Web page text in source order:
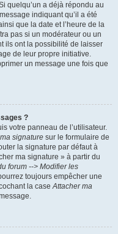
quelqu’un a déjà répondu au
indiquant qu’il a été
que la date et l’heure de la
pas si un modérateur ou un
ils ont la possibilité de laisser
de leur propre initiative.
un message une fois que
?
votre panneau de l’utilisateur.
signature sur le formulaire de
la signature par défaut à
ma signature » à partir du
forum --> Modifier les
toujours empêcher une
la caseAttacher ma